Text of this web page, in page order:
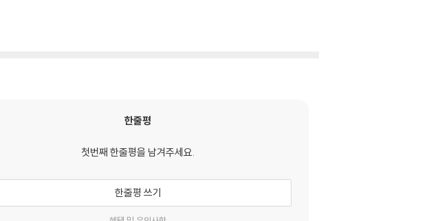
한줄평
첫번째 한줄평을 남겨주세요.
한줄평 쓰기